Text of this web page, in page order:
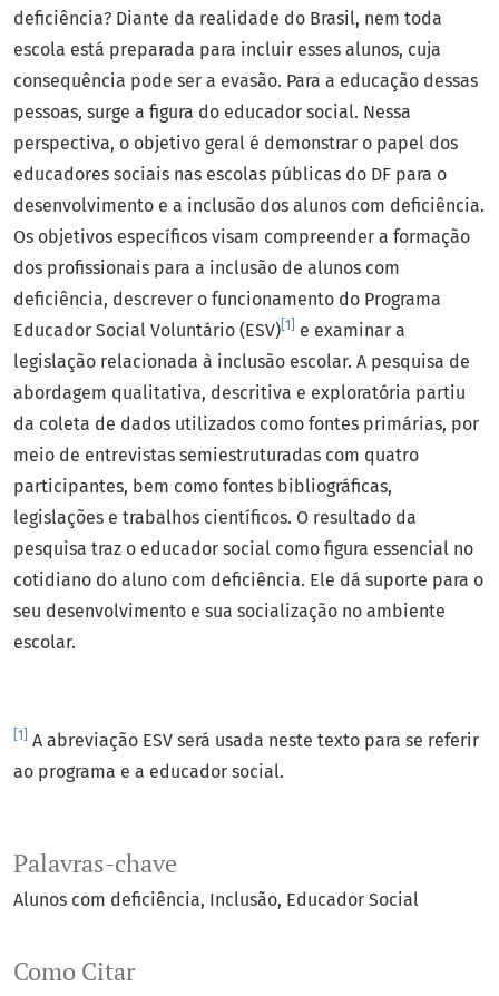
Palavras-chave
Alunos com deficiência Inclusão Educador Social
Como Citar
deficiência? Diante da realidade do Brasil, nem toda
escola está preparada para incluir esses alunos, cuja
consequência pode ser a evasão. Para a educação dessas
pessoas, surge a figura do educador social. Nessa
perspectiva, o objetivo geral é demonstrar o papel dos
educadores sociais nas escolas públicas do DF para o
desenvolvimento e a inclusão dos alunos com deficiência.
Os objetivos específicos visam compreender a formação
dos profissionais para a inclusão de alunos com
deficiência, descrever o funcionamento do Programa
Educador Social Voluntário (ESV) [1]
e examinar a
legislação relacionada à inclusão escolar. A pesquisa de
abordagem qualitativa, descritiva e exploratória partiu
da coleta de dados utilizados como fontes primárias, por
meio de entrevistas semiestruturadas com quatro
participantes, bem como fontes bibliográficas,
legislações e trabalhos científicos. O resultado da
pesquisa traz o educador social como figura essencial no
cotidiano do aluno com deficiência. Ele dá suporte para o
seu desenvolvimento e sua socialização no ambiente
escolar.
[1]
A abreviação ESV será usada neste texto para se referir
ao programa e a educador social.